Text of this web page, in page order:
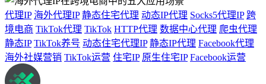
代理IP 海外代理IP 静态住宅代理 动态IP代理 Socks5代理IP 跨
境电商 TikTok代理 TikTok HTTP代理 数据中心代理 爬虫代理
静态IP TikTok养号 动态住宅代理IP 静态IP代理 Facebook代理
海外社媒营销 TikTok运营 住宅IP 原生住宅IP Facebook运营